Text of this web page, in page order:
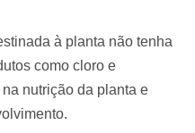
à planta não tenha
como cloro e
nutrição da planta e